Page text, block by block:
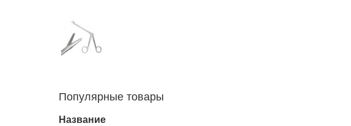
Популярные товары
Название